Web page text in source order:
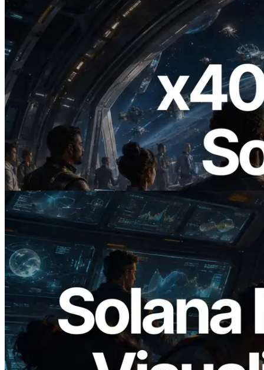
2026.07.04
ERPC 發布支援 x402 支付的 Solana RPC
— AI Agent 按需為 API 付款的時代開啟
閱讀此文章
2026.05.24
Validators Solutions 釋出 Solana Block